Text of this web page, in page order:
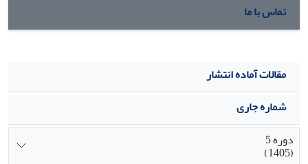
تماس با ما
مقالات آماده انتشار
شماره جاری
دوره 5
(1405)